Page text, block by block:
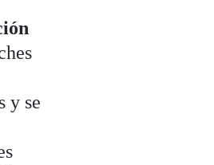
y se